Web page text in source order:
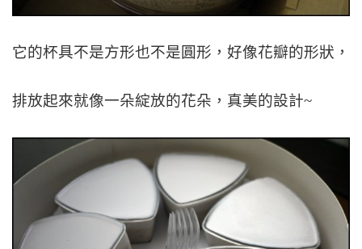
它的杯具不是方形也不是圓形，好像花瓣的形狀，
排放起來就像一朵綻放的花朵，真美的設計~